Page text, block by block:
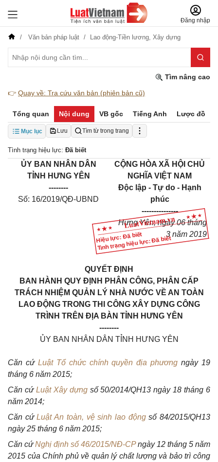
Đăng nhập
Văn bản pháp luật Lao động-Tiền lương, Xây dựng
Tìm nâng cao
👉 Quay về: Tra cứu văn bản (phiên bản cũ)
Tổng quan Nội dung VB gốc Tiếng Anh Lược đồ
Mục lục Lưu Tìm từ trong trang
Tình trạng hiệu lực: Đã biết
Hiệu lực: Đã biết
Tình trạng hiệu lực: Đã biết
ỦY BAN NHÂN DÂN
TỈNH HƯNG YÊN
--------
Số: 16/2019/QĐ-UBND
CỘNG HÒA XÃ HỘI CHỦ
NGHĨA VIỆT NAM
Độc lập - Tự do - Hạnh
phúc
---------------
Hưng Yên, ngày 06 tháng
3 năm 2019
QUYẾT ĐỊNH
BAN HÀNH QUY ĐỊNH PHÂN CÔNG, PHÂN CẤP
TRÁCH NHIỆM QUẢN LÝ NHÀ NƯỚC VỀ AN TOÀN
LAO ĐỘNG TRONG THI CÔNG XÂY DỰNG CÔNG
TRÌNH TRÊN ĐỊA BÀN TỈNH HƯNG YÊN
--------
ỦY BAN NHÂN DÂN TỈNH HƯNG YÊN
Căn cứ Luật Tổ chức chính quyền địa phương ngày 19
tháng 6 năm 2015;
Căn cứ Luật Xây dựngsố 50/2014/QH13 ngày 18 tháng 6
năm 2014;
Căn cứLuật An toàn, vệ sinh lao độngsố 84/2015/QH13
ngày 25 tháng 6 năm 2015;
Căn cứNghị định số 46/2015/NĐ-CPngày 12 tháng 5 năm
2015 của Chính phủ về quản lý chất lượng và bảo trì công